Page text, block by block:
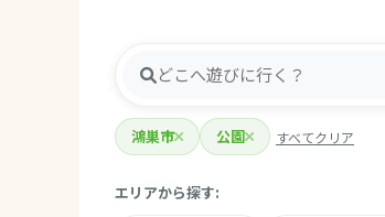
鴻巣市 公園 すべてクリア
エリアから探す: